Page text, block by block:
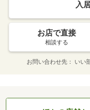
入
お店で直接
相談する
お問い合わせ先 いい